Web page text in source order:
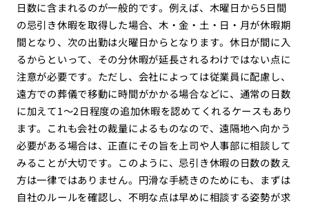
日数に含まれるのが一般的です。例えば、木曜日から5日間
の忌引き休暇を取得した場合、木・金・土・日・月が休暇期
間となり、次の出勤は火曜日からとなります。休日が間に入
るからといって、その分休暇が延長されるわけではない点に
注意が必要です。ただし、会社によっては従業員に配慮し、
遠方での葬儀で移動に時間がかかる場合などに、通常の日数
に加えて1〜2日程度の追加休暇を認めてくれるケースもあり
ます。これも会社の裁量によるものなので、遠隔地へ向かう
必要がある場合は、正直にその旨を上司や人事部に相談して
みることが大切です。このように、忌引き休暇の日数の数え
方は一律ではありません。円滑な手続きのためにも、まずは
自社のルールを確認し、不明な点は早めに相談する姿勢が求